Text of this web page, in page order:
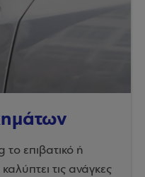
επιβατικό ή
τις ανάγκες